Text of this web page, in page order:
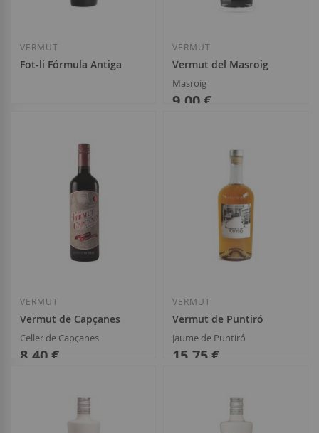
VERMUT
Fot-li Fórmula Antiga
Añadir a la Lista de Deseos
VERMUT
Vermut del Masroig
Masroig
9,00 €
Añadir a la Lista
VERMUT
Vermut de Capçanes
Celler de Capçanes
8,40 €
VERMUT
Vermut de Puntiró
Jaume de Puntiró
15,75 €